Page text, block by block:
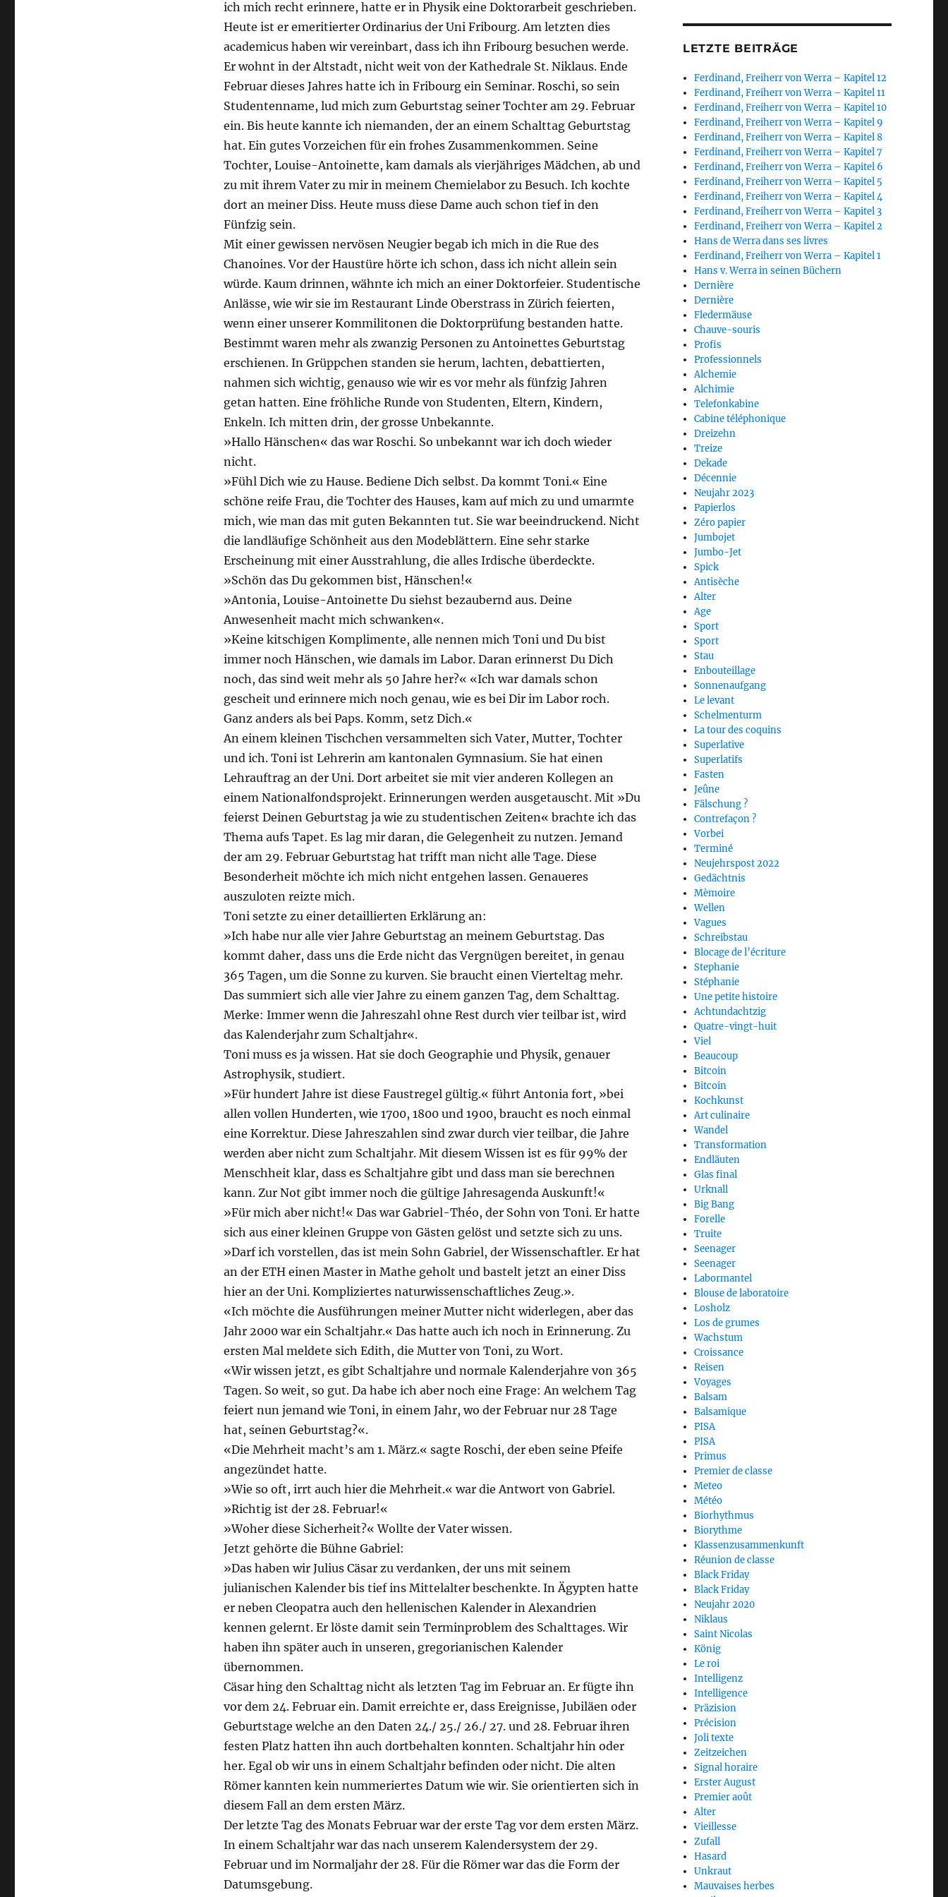
ich mich recht erinnere, hatte er in Physik eine Doktorarbeit geschrieben.
Heute ist er emeritierter Ordinarius der Uni Fribourg. Am letzten dies
academicus haben wir vereinbart, dass ich ihn Fribourg besuchen werde.
Er wohnt in der Altstadt, nicht weit von der Kathedrale St. Niklaus. Ende
Februar dieses Jahres hatte ich in Fribourg ein Seminar. Roschi, so sein
Studentenname, lud mich zum Geburtstag seiner Tochter am 29. Februar
ein. Bis heute kannte ich niemanden, der an einem Schalttag Geburtstag
hat. Ein gutes Vorzeichen für ein frohes Zusammenkommen. Seine
Tochter, Louise-Antoinette, kam damals als vierjähriges Mädchen, ab und
zu mit ihrem Vater zu mir in meinem Chemielabor zu Besuch. Ich kochte
dort an meiner Diss. Heute muss diese Dame auch schon tief in den
Fünfzig sein.
Mit einer gewissen nervösen Neugier begab ich mich in die Rue des
Chanoines. Vor der Haustüre hörte ich schon, dass ich nicht allein sein
würde. Kaum drinnen, wähnte ich mich an einer Doktorfeier. Studentische
Anlässe, wie wir sie im Restaurant Linde Oberstrass in Zürich feierten,
wenn einer unserer Kommilitonen die Doktorprüfung bestanden hatte.
Bestimmt waren mehr als zwanzig Personen zu Antoinettes Geburtstag
erschienen. In Grüppchen standen sie herum, lachten, debattierten,
nahmen sich wichtig, genauso wie wir es vor mehr als fünfzig Jahren
getan hatten. Eine fröhliche Runde von Studenten, Eltern, Kindern,
Enkeln. Ich mitten drin, der grosse Unbekannte.
»Hallo Hänschen« das war Roschi. So unbekannt war ich doch wieder
nicht.
»Fühl Dich wie zu Hause. Bediene Dich selbst. Da kommt Toni.« Eine
schöne reife Frau, die Tochter des Hauses, kam auf mich zu und umarmte
mich, wie man das mit guten Bekannten tut. Sie war beeindruckend. Nicht
die landläufige Schönheit aus den Modeblättern. Eine sehr starke
Erscheinung mit einer Ausstrahlung, die alles Irdische überdeckte.
»Schön das Du gekommen bist, Hänschen!«
»Antonia, Louise-Antoinette Du siehst bezaubernd aus. Deine
Anwesenheit macht mich schwanken«.
»Keine kitschigen Komplimente, alle nennen mich Toni und Du bist
immer noch Hänschen, wie damals im Labor. Daran erinnerst Du Dich
noch, das sind weit mehr als 50 Jahre her?« «Ich war damals schon
gescheit und erinnere mich noch genau, wie es bei Dir im Labor roch.
Ganz anders als bei Paps. Komm, setz Dich.«
An einem kleinen Tischchen versammelten sich Vater, Mutter, Tochter
und ich. Toni ist Lehrerin am kantonalen Gymnasium. Sie hat einen
Lehrauftrag an der Uni. Dort arbeitet sie mit vier anderen Kollegen an
einem Nationalfondsprojekt. Erinnerungen werden ausgetauscht. Mit »Du
feierst Deinen Geburtstag ja wie zu studentischen Zeiten« brachte ich das
Thema aufs Tapet. Es lag mir daran, die Gelegenheit zu nutzen. Jemand
der am 29. Februar Geburtstag hat trifft man nicht alle Tage. Diese
Besonderheit möchte ich mich nicht entgehen lassen. Genaueres
auszuloten reizte mich.
Toni setzte zu einer detaillierten Erklärung an:
»Ich habe nur alle vier Jahre Geburtstag an meinem Geburtstag. Das
kommt daher, dass uns die Erde nicht das Vergnügen bereitet, in genau
365 Tagen, um die Sonne zu kurven. Sie braucht einen Vierteltag mehr.
Das summiert sich alle vier Jahre zu einem ganzen Tag, dem Schalttag.
Merke: Immer wenn die Jahreszahl ohne Rest durch vier teilbar ist, wird
das Kalenderjahr zum Schaltjahr«.
Toni muss es ja wissen. Hat sie doch Geographie und Physik, genauer
Astrophysik, studiert.
»Für hundert Jahre ist diese Faustregel gültig.« führt Antonia fort, »bei
allen vollen Hunderten, wie 1700, 1800 und 1900, braucht es noch einmal
eine Korrektur. Diese Jahreszahlen sind zwar durch vier teilbar, die Jahre
werden aber nicht zum Schaltjahr. Mit diesem Wissen ist es für 99% der
Menschheit klar, dass es Schaltjahre gibt und dass man sie berechnen
kann. Zur Not gibt immer noch die gültige Jahresagenda Auskunft!«
»Für mich aber nicht!« Das war Gabriel-Théo, der Sohn von Toni. Er hatte
sich aus einer kleinen Gruppe von Gästen gelöst und setzte sich zu uns.
»Darf ich vorstellen, das ist mein Sohn Gabriel, der Wissenschaftler. Er hat
an der ETH einen Master in Mathe geholt und bastelt jetzt an einer Diss
hier an der Uni. Kompliziertes naturwissenschaftliches Zeug.».
«Ich möchte die Ausführungen meiner Mutter nicht widerlegen, aber das
Jahr 2000 war ein Schaltjahr.« Das hatte auch ich noch in Erinnerung. Zu
ersten Mal meldete sich Edith, die Mutter von Toni, zu Wort.
«Wir wissen jetzt, es gibt Schaltjahre und normale Kalenderjahre von 365
Tagen. So weit, so gut. Da habe ich aber noch eine Frage: An welchem Tag
feiert nun jemand wie Toni, in einem Jahr, wo der Februar nur 28 Tage
hat, seinen Geburtstag?«.
«Die Mehrheit macht’s am 1. März.« sagte Roschi, der eben seine Pfeife
angezündet hatte.
»Wie so oft, irrt auch hier die Mehrheit.« war die Antwort von Gabriel.
»Richtig ist der 28. Februar!«
»Woher diese Sicherheit?« Wollte der Vater wissen.
Jetzt gehörte die Bühne Gabriel:
»Das haben wir Julius Cäsar zu verdanken, der uns mit seinem
julianischen Kalender bis tief ins Mittelalter beschenkte. In Ägypten hatte
er neben Cleopatra auch den hellenischen Kalender in Alexandrien
kennen gelernt. Er löste damit sein Terminproblem des Schalttages. Wir
haben ihn später auch in unseren, gregorianischen Kalender
übernommen.
Cäsar hing den Schalttag nicht als letzten Tag im Februar an. Er fügte ihn
vor dem 24. Februar ein. Damit erreichte er, dass Ereignisse, Jubiläen oder
Geburtstage welche an den Daten 24./ 25./ 26./ 27. und 28. Februar ihren
festen Platz hatten ihn auch dortbehalten konnten. Schaltjahr hin oder
her. Egal ob wir uns in einem Schaltjahr befinden oder nicht. Die alten
Römer kannten kein nummeriertes Datum wie wir. Sie orientierten sich in
diesem Fall an dem ersten März.
Der letzte Tag des Monats Februar war der erste Tag vor dem ersten März.
In einem Schaltjahr war das nach unserem Kalendersystem der 29.
Februar und im Normaljahr der 28. Für die Römer war das die Form der
Datumsgebung.
LETZTE BEITRÄGE
Ferdinand, Freiherr von Werra – Kapitel 12
Ferdinand, Freiherr von Werra – Kapitel 11
Ferdinand, Freiherr von Werra – Kapitel 10
Ferdinand, Freiherr von Werra – Kapitel 9
Ferdinand, Freiherr von Werra – Kapitel 8
Ferdinand, Freiherr von Werra – Kapitel 7
Ferdinand, Freiherr von Werra – Kapitel 6
Ferdinand, Freiherr von Werra – Kapitel 5
Ferdinand, Freiherr von Werra – Kapitel 4
Ferdinand, Freiherr von Werra – Kapitel 3
Ferdinand, Freiherr von Werra – Kapitel 2
Hans de Werra dans ses livres
Ferdinand, Freiherr von Werra – Kapitel 1
Hans v. Werra in seinen Büchern
Dernière
Dernière
Fledermäuse
Chauve-souris
Profis
Professionnels
Alchemie
Alchimie
Telefonkabine
Cabine téléphonique
Dreizehn
Treize
Dekade
Décennie
Neujahr 2023
Papierlos
Zéro papier
Jumbojet
Jumbo-Jet
Spick
Antisèche
Alter
Age
Sport
Sport
Stau
Enbouteillage
Sonnenaufgang
Le levant
Schelmenturm
La tour des coquins
Superlative
Superlatifs
Fasten
Jeûne
Fälschung ?
Contrefaçon ?
Vorbei
Terminé
Neujehrspost 2022
Gedächtnis
Mèmoire
Wellen
Vagues
Schreibstau
Blocage de l’écriture
Stephanie
Stéphanie
Une petite histoire
Achtundachtzig
Quatre-vingt-huit
Viel
Beaucoup
Bitcoin
Bitcoin
Kochkunst
Art culinaire
Wandel
Transformation
Endläuten
Glas final
Urknall
Big Bang
Forelle
Truite
Seenager
Seenager
Labormantel
Blouse de laboratoire
Losholz
Los de grumes
Wachstum
Croissance
Reisen
Voyages
Balsam
Balsamique
PISA
PISA
Primus
Premier de classe
Meteo
Météo
Biorhythmus
Biorythme
Klassenzusammenkunft
Réunion de classe
Black Friday
Black Friday
Neujahr 2020
Niklaus
Saint Nicolas
König
Le roi
Intelligenz
Intelligence
Präzision
Précision
Joli texte
Zeitzeichen
Signal horaire
Erster August
Premier août
Alter
Vieillesse
Zufall
Hasard
Unkraut
Mauvaises herbes